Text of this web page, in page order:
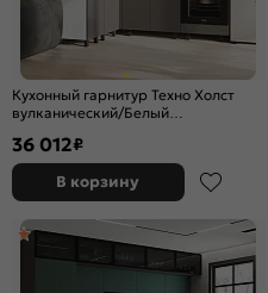
Кухонный гарнитур Техно Холст
вулканический/Белый
темный)
36 012₽
В корзину